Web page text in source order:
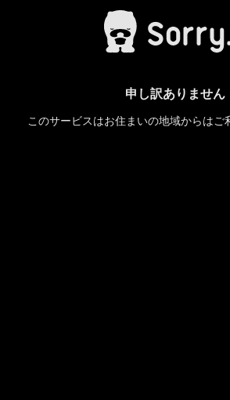
申し訳ありません
このサービスはお住まいの地域からはご